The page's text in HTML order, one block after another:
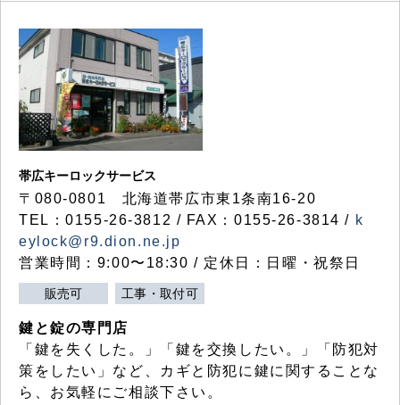
帯広キーロックサービス
〒080-0801 北海道帯広市東1条南16-20
TEL：0155-26-3812 / FAX：0155-26-3814 / k
eylock@r9.dion.ne.jp
営業時間：9:00〜18:30 / 定休日：日曜・祝祭日
販売可 工事・取付可
鍵と錠の専門店
「鍵を失くした。」「鍵を交換したい。」「防犯対
策をしたい」など、カギと防犯に鍵に関することな
ら、お気軽にご相談下さい。